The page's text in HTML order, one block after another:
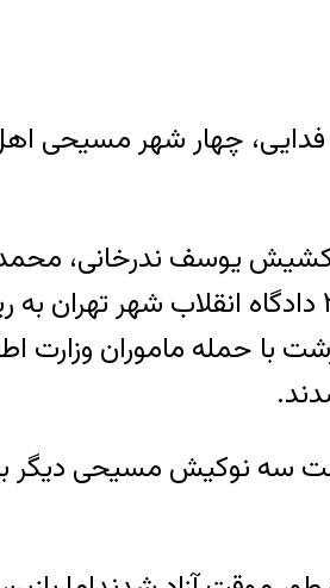
چهار شهر مسیحی
مسیحی؛ کشیش یوسف
۱۳۹۵، در مراسم کلیسایی در رشت
سه نوکیش مسیحی دیگر